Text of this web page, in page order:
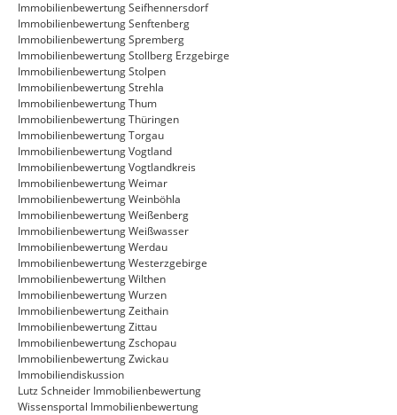
Immobilienbewertung Seifhennersdorf
Immobilienbewertung Senftenberg
Immobilienbewertung Spremberg
Immobilienbewertung Stollberg Erzgebirge
Immobilienbewertung Stolpen
Immobilienbewertung Strehla
Immobilienbewertung Thum
Immobilienbewertung Thüringen
Immobilienbewertung Torgau
Immobilienbewertung Vogtland
Immobilienbewertung Vogtlandkreis
Immobilienbewertung Weimar
Immobilienbewertung Weinböhla
Immobilienbewertung Weißenberg
Immobilienbewertung Weißwasser
Immobilienbewertung Werdau
Immobilienbewertung Westerzgebirge
Immobilienbewertung Wilthen
Immobilienbewertung Wurzen
Immobilienbewertung Zeithain
Immobilienbewertung Zittau
Immobilienbewertung Zschopau
Immobilienbewertung Zwickau
Immobiliendiskussion
Lutz Schneider Immobilienbewertung
Wissensportal Immobilienbewertung